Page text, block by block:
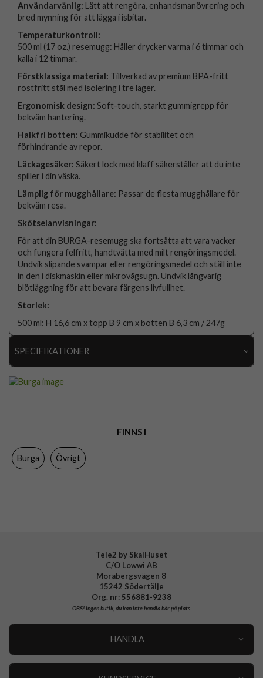
Användarvänlig: Lätt att rengöra, enhandsmanövrering och
bred mynning för att lägga i isbitar.
Temperaturkontroll:
500 ml (17 oz.) resemugg: Håller drycker varma i 6 timmar och
kalla i 12 timmar.
Förstklassiga material: Tillverkad av premium BPA-fritt
rostfritt stål med isolering i tre lager.
Ergonomisk design: Soft-touch, starkt gummigrepp för
bekväm hantering.
Halkfri botten: Gummikudde för stabilitet och
förhindrande av repor.
Läckagesäker: Säkert lock med klaff säkerställer att du inte
spiller i din väska.
Lämplig för mugghållare: Passar de flesta mugghållare för
bekväm resa.
Skötselanvisningar:
För att din BURGA-resemugg ska fortsätta att vara vacker
och fungera felfritt, handtvätta med milt rengöringsmedel.
Undvik slipande svampar eller rengöringsmedel och ställ inte
in den i diskmaskin eller mikrovågsugn. Undvik långvarig
blötläggning för att bevara färgens livfullhet.
Storlek:
500 ml: H 16,6 cm x topp B 9 cm x botten B 6,3 cm / 247g
SPECIFIKATIONER
EAN
FINNS I
Burga Övrigt
Tele2 by SkalHuset
C/O Lowwi AB
Morabergsvägen 8
15242 Södertälje
Org. nr: 556881-9238
OBS!Ingen butik, du kan inte handla här på plats
HANDLA